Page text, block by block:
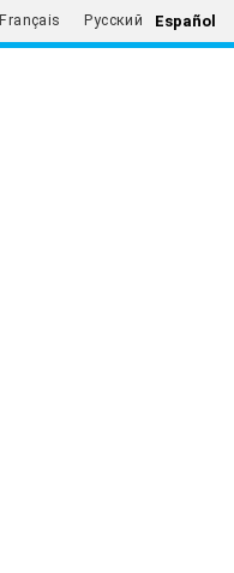
Français Русский Español